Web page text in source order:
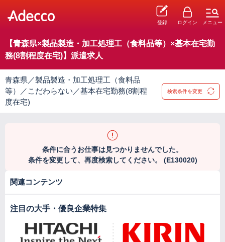
登録 ログイン メニュー
【青森県×製品製造・加工処理工（食料品等）×基本在宅勤
務(8割程度在宅)】派遣求人
青森県／製品製造・加工処理工（食料品
等）／こだわらない／基本在宅勤務(8割程
度在宅)
検索条件を変更
条件に合うお仕事は見つかりませんでした。
条件を変更して、再度検索してください。 (E130020)
関連コンテンツ
注目の大手・優良企業特集